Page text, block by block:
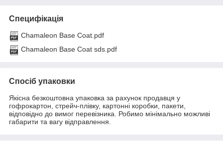
Специфікація
Chamaleon Base Coat.pdf
Chamaleon Base Coat sds.pdf
Спосіб упаковки
Якісна безкоштовна упаковка за рахунок продавця у
гофрокартон, стрейч-плівку, картонні коробки, пакети,
відповідно до вимог перевізника. Робимо мінімально можливі
габарити та вагу відправлення.